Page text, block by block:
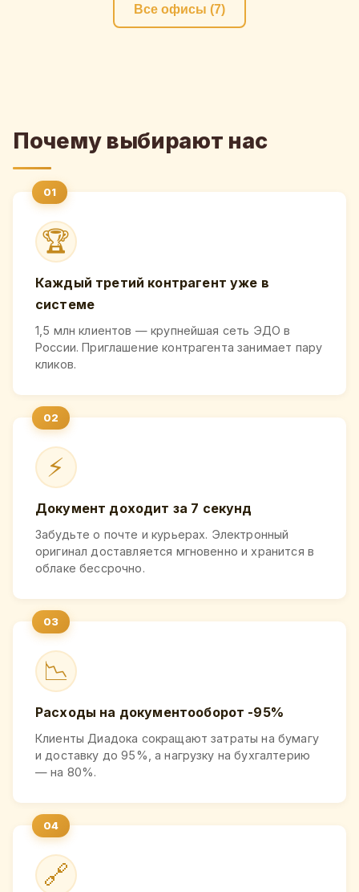
Все офисы (7)
Почему выбирают нас
🏆
Каждый третий контрагент уже в
системе
1,5 млн клиентов — крупнейшая сеть ЭДО в
России. Приглашение контрагента занимает пару
кликов.
⚡
Документ доходит за 7 секунд
Забудьте о почте и курьерах. Электронный
оригинал доставляется мгновенно и хранится в
облаке бессрочно.
📉
Расходы на документооборот -95%
Клиенты Диадока сокращают затраты на бумагу
и доставку до 95%, а нагрузку на бухгалтерию
— на 80%.
🔗